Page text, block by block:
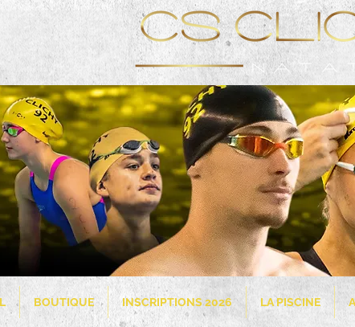
BOUTIQUE INSCRIPTIONS 2026 LA PISCINE